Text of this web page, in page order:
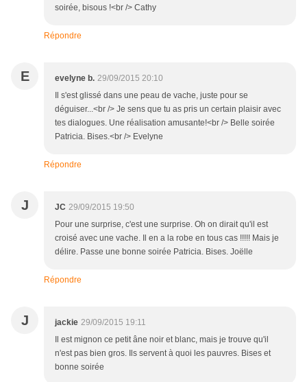
soirée, bisous !<br /> Cathy
Répondre
E evelyne b. 29/09/2015 20:10
Il s'est glissé dans une peau de vache, juste pour se
déguiser...<br /> Je sens que tu as pris un certain plaisir avec
tes dialogues. Une réalisation amusante!<br /> Belle soirée
Patricia. Bises.<br /> Evelyne
Répondre
J JC 29/09/2015 19:50
Pour une surprise, c'est une surprise. Oh on dirait qu'il est
croisé avec une vache. Il en a la robe en tous cas !!!!! Mais je
délire. Passe une bonne soirée Patricia. Bises. Joëlle
Répondre
J jackie 29/09/2015 19:11
Il est mignon ce petit âne noir et blanc, mais je trouve qu'il
n'est pas bien gros. Ils servent à quoi les pauvres. Bises et
bonne soirée